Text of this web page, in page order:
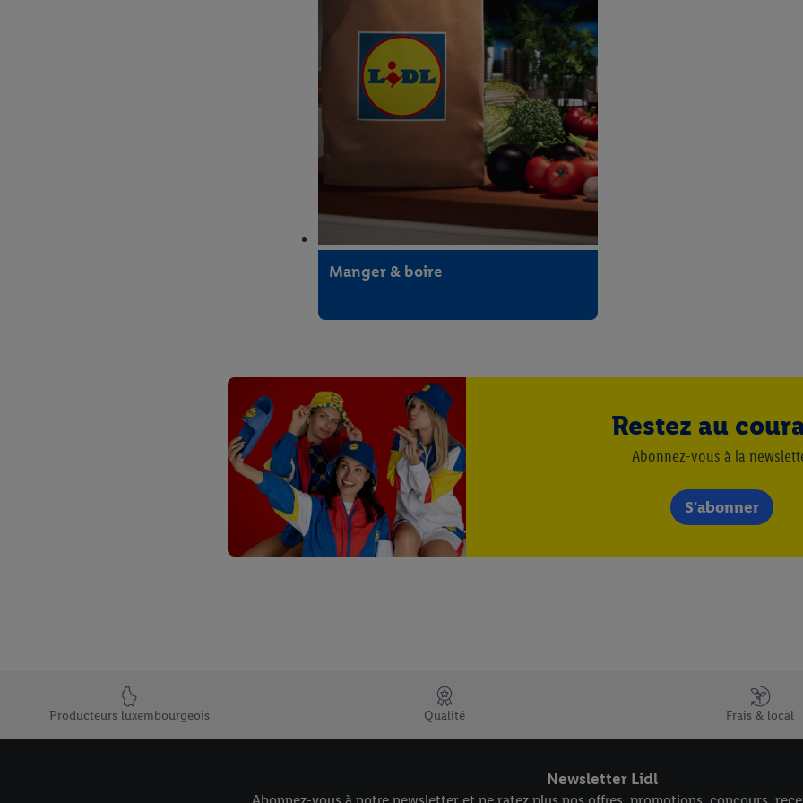
Abréviations des vins italiens
Les Jeunes Vignerons
Manger & boire
Restez au
Abonnez-vous à la
S'abonner
Élément du pied de page avec les USPs de Lidl Luxembourg
Producteurs luxembourgeois Qualité Frais & local
Newsletter Lidl